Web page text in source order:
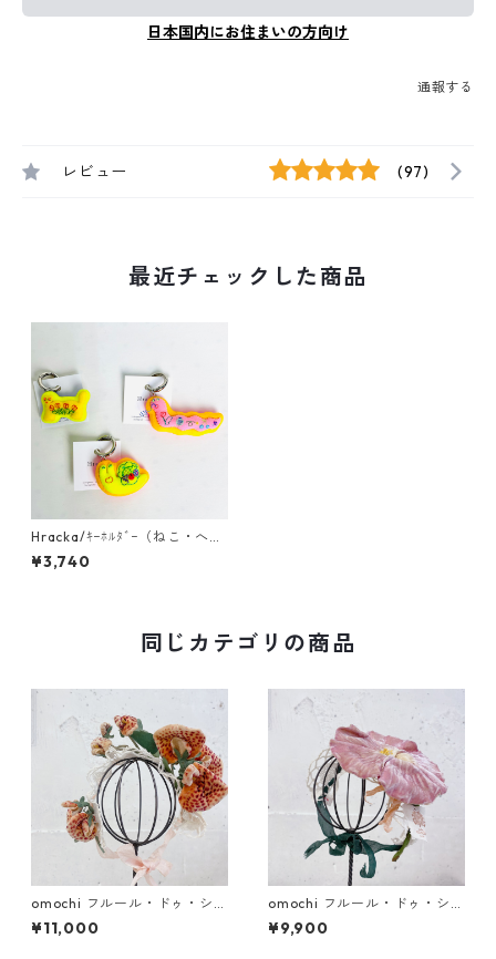
日本国内にお住まいの方向け
通報する
レビュー (97)
最近チェックした商品
Hracka/ｷｰﾎﾙﾀﾞｰ（ねこ・へ
び）
¥3,740
同じカテゴリの商品
omochi フルール・ドゥ・シル
ク 蘭 (ドール用ヘッドドレス)
¥11,000
omochi フルール・ドゥ・シル
ク朝顔・菊 (ドール用ヘッドド
レス)
¥9,900